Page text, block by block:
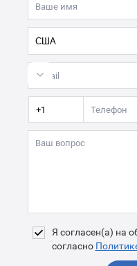
Я согласен(а) на
согласно